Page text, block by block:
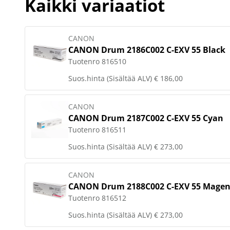
Kaikki variaatiot
CANON
CANON Drum 2186C002 C-EXV 55 Black
Tuotenro 816510
Suos.hinta (Sisältää ALV) € 186,00
CANON
CANON Drum 2187C002 C-EXV 55 Cyan
Tuotenro 816511
Suos.hinta (Sisältää ALV) € 273,00
CANON
CANON Drum 2188C002 C-EXV 55
Tuotenro 816512
Suos.hinta (Sisältää ALV) € 273,00